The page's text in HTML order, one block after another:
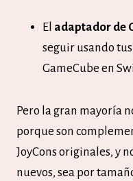
El adaptador de
seguir usando
GameCube en
Pero la gran mayoría
porque son
JoyCons originales, y
nuevos, sea por